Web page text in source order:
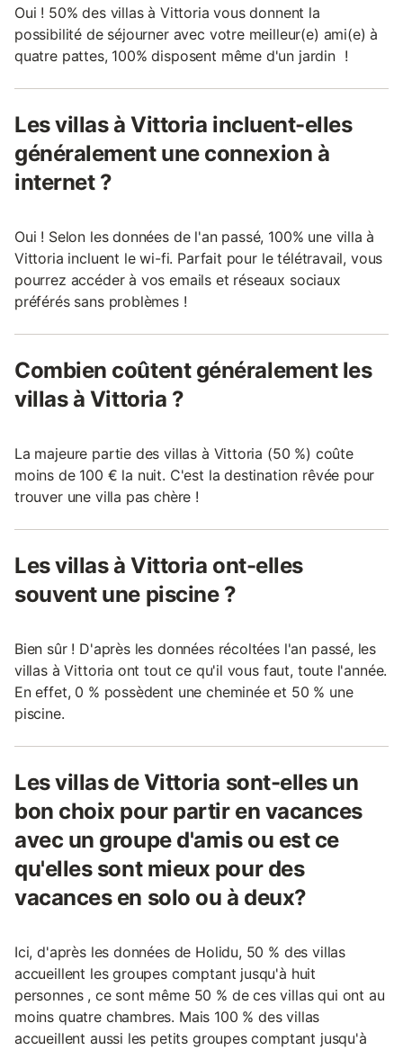
Oui ! 50% des villas à Vittoria vous donnent la
possibilité de séjourner avec votre meilleur(e) ami(e) à
quatre pattes, 100% disposent même d'un jardin !
Les villas à Vittoria incluent-elles
généralement une connexion à
internet ?
Oui ! Selon les données de l'an passé, 100% une villa à
Vittoria incluent le wi-fi. Parfait pour le télétravail, vous
pourrez accéder à vos emails et réseaux sociaux
préférés sans problèmes !
Combien coûtent généralement les
villas à Vittoria ?
La majeure partie des villas à Vittoria (50 %) coûte
moins de 100 € la nuit. C'est la destination rêvée pour
trouver une villa pas chère !
Les villas à Vittoria ont-elles
souvent une piscine ?
Bien sûr ! D'après les données récoltées l'an passé, les
villas à Vittoria ont tout ce qu'il vous faut, toute l'année.
En effet, 0 % possèdent une cheminée et 50 % une
piscine.
Les villas de Vittoria sont-elles un
bon choix pour partir en vacances
avec un groupe d'amis ou est ce
qu'elles sont mieux pour des
vacances en solo ou à deux?
Ici, d'après les données de Holidu, 50 % des villas
accueillent les groupes comptant jusqu'à huit
personnes , ce sont même 50 % de ces villas qui ont au
moins quatre chambres. Mais 100 % des villas
accueillent aussi les petits groupes comptant jusqu'à